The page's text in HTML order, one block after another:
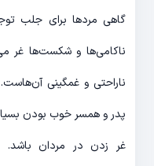
گاهی مردها برای جلب
ناکامی‌ها و شکست‌ها غر
ناراحتی و غمگینی
پدر و همسر خوب بودن
غر زدن در مردان